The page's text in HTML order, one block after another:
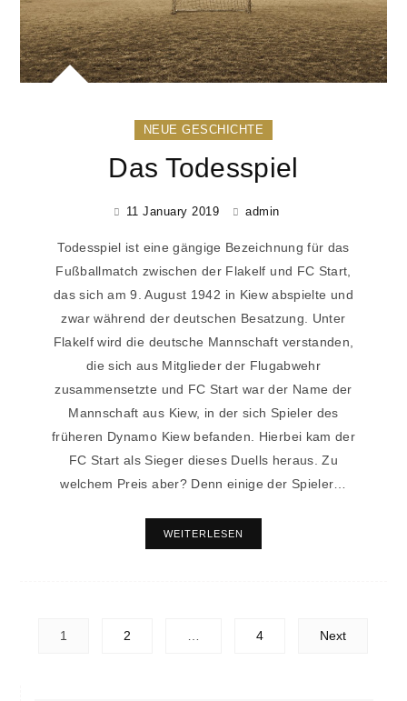
NEUE GESCHICHTE
Das Todesspiel
11 January 2019 admin
Todesspiel ist eine gängige Bezeichnung für das
Fußballmatch zwischen der Flakelf und FC Start,
das sich am 9. August 1942 in Kiew abspielte und
zwar während der deutschen Besatzung. Unter
Flakelf wird die deutsche Mannschaft verstanden,
die sich aus Mitglieder der Flugabwehr
zusammensetzte und FC Start war der Name der
Mannschaft aus Kiew, in der sich Spieler des
früheren Dynamo Kiew befanden. Hierbei kam der
FC Start als Sieger dieses Duells heraus. Zu
welchem Preis aber? Denn einige der Spieler…
WEITERLESEN
Posts1 2 … 4 Next